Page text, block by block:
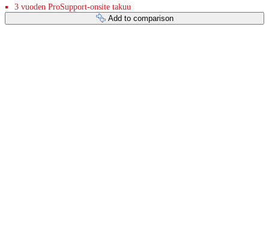
3 vuoden ProSupport-onsite takuu
Add to comparison